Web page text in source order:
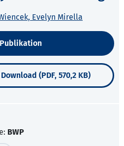
Evelyn Mirella
(PDF, 570,2 KB)
BWP